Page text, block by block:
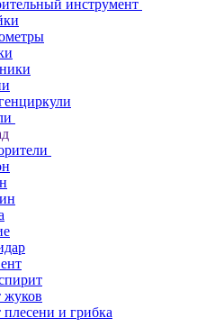
инструмент
жуков
плесени и грибка